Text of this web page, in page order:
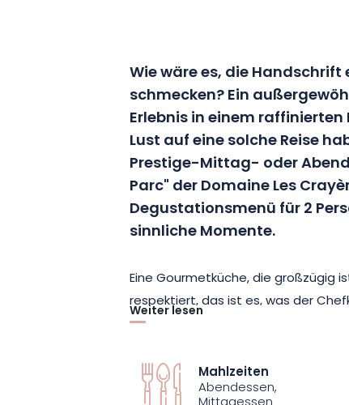
Wie wäre es, die Handschrift
schmecken? Ein
Erlebnis in einem raffinierten
Lust auf eine solche Reise
Prestige-Mittag- oder
Parc" der Domaine Les
Degustationsmenü für 2
sinnliche Momente.
Eine Gourmetküche, die großzügig
respektiert, das ist es, was der
dieses Prestige-Rendezvous
Emotionen, die er in jedem seiner
Weiter lesen
Mahlzeiten
Abendessen,